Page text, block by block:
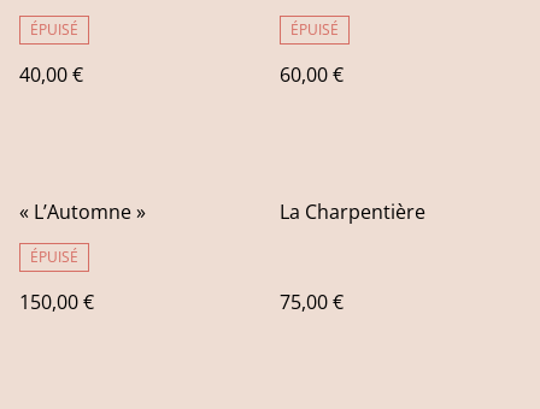
ÉPUISÉ
40,00 €
ÉPUISÉ
60,00 €
« L’Automne »
ÉPUISÉ
150,00 €
La Charpentière
75,00 €